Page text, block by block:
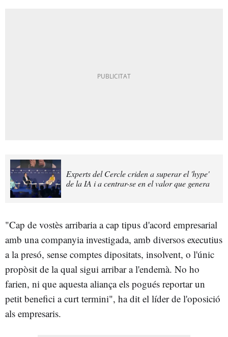
Experts del Cercle criden a superar el 'hype'
de la IA i a centrar-se en el valor que genera
"Cap de vostès arribaria a cap tipus d'acord empresarial
amb una companyia investigada, amb diversos executius
a la presó, sense comptes dipositats, insolvent, o l'únic
propòsit de la qual sigui arribar a l'endemà. No ho
farien, ni que aquesta aliança els pogués reportar un
petit benefici a curt termini", ha dit el líder de l'oposició
als empresaris.